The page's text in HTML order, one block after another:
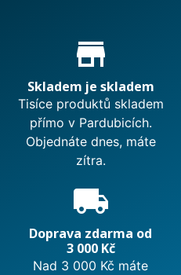
Proč nakupovat u nás?
store_mall_directory
Skladem je skladem
Tisíce produktů skladem
přímo v Pardubicích.
Objednáte dnes, máte
zítra.
local_shipping
Doprava zdarma od
3 000 Kč
Nad 3 000 Kč máte